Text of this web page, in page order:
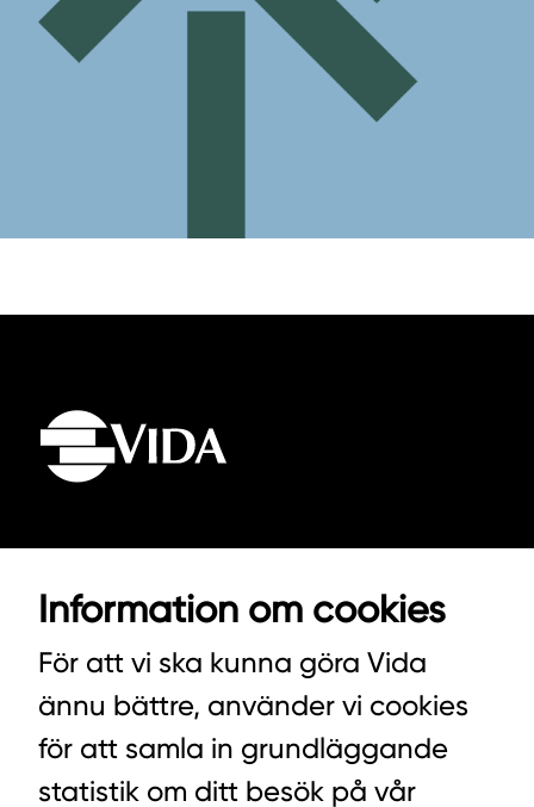
BOX 100
342 21 ALVESTA
VÄXEL HUVUDKONTORET: 0472-439 00
Information om cookies
För att vi ska kunna göra Vida
ännu bättre, använder vi cookies
för att samla in grundläggande
statistik om ditt besök på vår